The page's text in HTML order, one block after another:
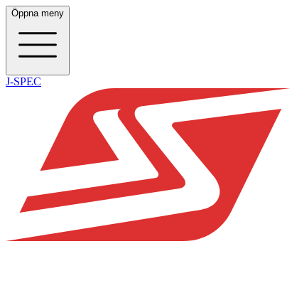
Öppna meny
J-SPEC